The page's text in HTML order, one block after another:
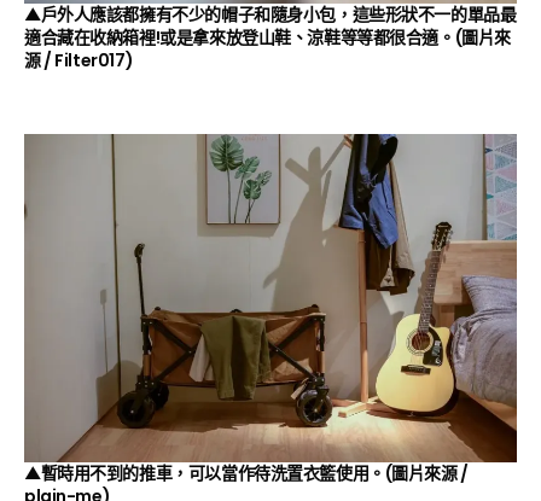
▲戶外人應該都擁有不少的帽子和隨身小包，這些形狀不一的單品最
適合藏在收納箱裡!或是拿來放登山鞋、涼鞋等等都很合適。(圖片來
源 /Filter017)
▲暫時用不到的推車，可以當作待洗置衣籃使用。(圖片來源 /